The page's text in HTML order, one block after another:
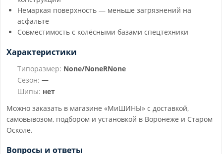
Немаркая поверхность — меньше загрязнений на
асфальте
Совместимость с колёсными базами спецтехники
Характеристики
Типоразмер: None/NoneRNone
Сезон: —
Шипы: нет
Можно заказать в магазине «МиШИНЫ» с доставкой,
самовывозом, подбором и установкой в Воронеже и Старом
Осколе.
Вопросы и ответы